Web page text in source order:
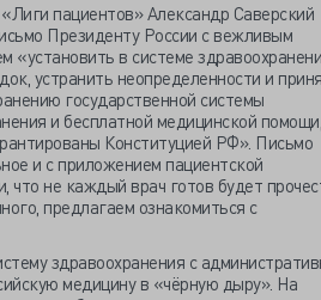
пациентов» Александр Саверский
Президенту России с вежливым
«установить в системе
устранить неопределенности и
государственной системы
и бесплатной медицинской помощи,
Конституцией РФ». Письмо
и с приложением пациентской
что не каждый врач готов будет
предлагаем ознакомиться с
здравоохранения с
медицину в «чёрную дыру». На